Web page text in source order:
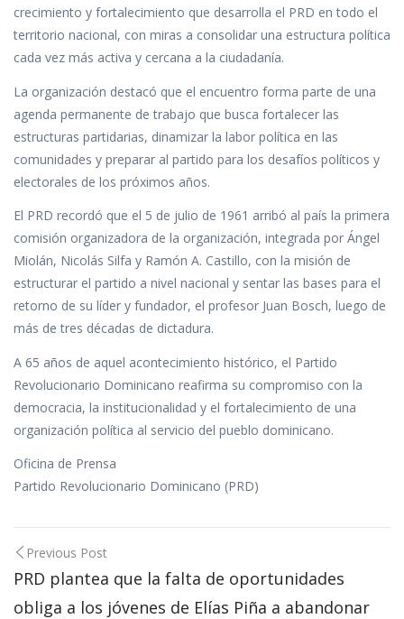
crecimiento y fortalecimiento que desarrolla el PRD en todo el
territorio nacional, con miras a consolidar una estructura política
cada vez más activa y cercana a la ciudadanía.
La organización destacó que el encuentro forma parte de una
agenda permanente de trabajo que busca fortalecer las
estructuras partidarias, dinamizar la labor política en las
comunidades y preparar al partido para los desafíos políticos y
electorales de los próximos años.
El PRD recordó que el 5 de julio de 1961 arribó al país la primera
comisión organizadora de la organización, integrada por Ángel
Miolán, Nicolás Silfa y Ramón A. Castillo, con la misión de
estructurar el partido a nivel nacional y sentar las bases para el
retorno de su líder y fundador, el profesor Juan Bosch, luego de
más de tres décadas de dictadura.
A 65 años de aquel acontecimiento histórico, el Partido
Revolucionario Dominicano reafirma su compromiso con la
democracia, la institucionalidad y el fortalecimiento de una
organización política al servicio del pueblo dominicano.
Oficina de Prensa
Partido Revolucionario Dominicano (PRD)
Post
navigation
Previous Post
PRD plantea que la falta de oportunidades
obliga a los jóvenes de Elías Piña a abandonar